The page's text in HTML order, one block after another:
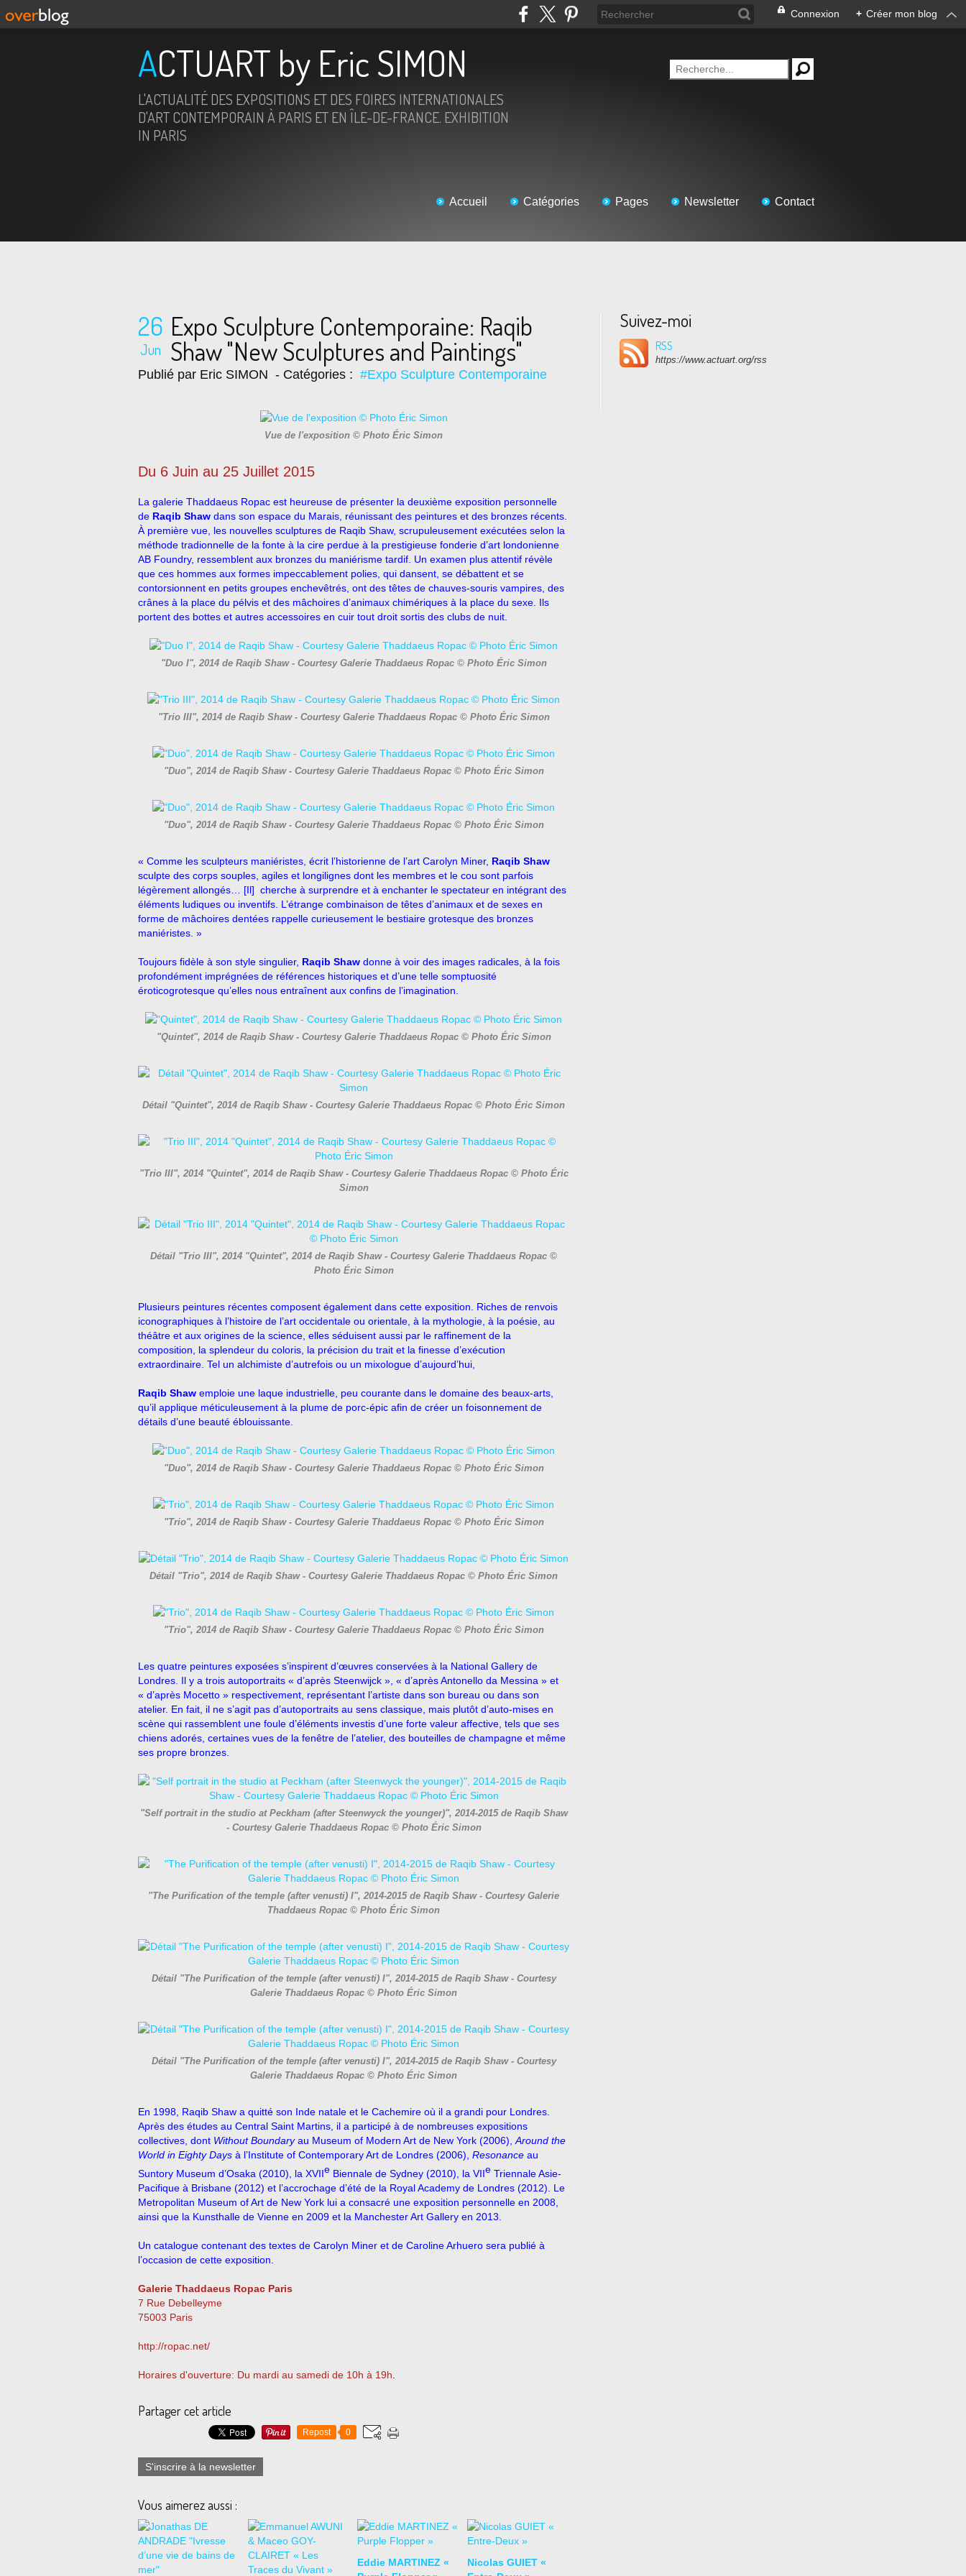
Connexion + Créer mon blog
ACTUART by Eric SIMON
L'ACTUALITÉ DES EXPOSITIONS ET DES FOIRES INTERNATIONALES
D'ART CONTEMPORAIN À PARIS ET EN ÎLE-DE-FRANCE. EXHIBITION
IN PARIS
Accueil Catégories Pages Newsletter Contact
26
Jun
Expo Sculpture Contemporaine: Raqib
Shaw "New Sculptures and Paintings"
Publié par Eric SIMON - Catégories : #Expo Sculpture Contemporaine
Vue de l'exposition © Photo Éric Simon
Du 6 Juin au 25 Juillet 2015
La galerie Thaddaeus Ropac est heureuse de présenter la deuxième exposition personnelle
de Raqib Shaw dans son espace du Marais, réunissant des peintures et des bronzes récents.
À première vue, les nouvelles sculptures de Raqib Shaw, scrupuleusement exécutées selon la
méthode tradionnelle de la fonte à la cire perdue à la prestigieuse fonderie d’art londonienne
AB Foundry, ressemblent aux bronzes du maniérisme tardif. Un examen plus attentif révèle
que ces hommes aux formes impeccablement polies, qui dansent, se débattent et se
contorsionnent en petits groupes enchevêtrés, ont des têtes de chauves-souris vampires, des
crânes à la place du pélvis et des mâchoires d’animaux chimériques à la place du sexe. Ils
portent des bottes et autres accessoires en cuir tout droit sortis des clubs de nuit.
"Duo I", 2014 de Raqib Shaw - Courtesy Galerie Thaddaeus Ropac © Photo Éric Simon
"Trio III", 2014 de Raqib Shaw - Courtesy Galerie Thaddaeus Ropac © Photo Éric Simon
"Duo", 2014 de Raqib Shaw - Courtesy Galerie Thaddaeus Ropac © Photo Éric Simon
"Duo", 2014 de Raqib Shaw - Courtesy Galerie Thaddaeus Ropac © Photo Éric Simon
« Comme les sculpteurs maniéristes, écrit l’historienne de l’art Carolyn Miner, Raqib Shaw
sculpte des corps souples, agiles et longilignes dont les membres et le cou sont parfois
légèrement allongés… [Il] cherche à surprendre et à enchanter le spectateur en intégrant des
éléments ludiques ou inventifs. L’étrange combinaison de têtes d’animaux et de sexes en
forme de mâchoires dentées rappelle curieusement le bestiaire grotesque des bronzes
maniéristes. »
Toujours fidèle à son style singulier, Raqib Shaw donne à voir des images radicales, à la fois
profondément imprégnées de références historiques et d’une telle somptuosité
éroticogrotesque qu’elles nous entraînent aux confins de l’imagination.
"Quintet", 2014 de Raqib Shaw - Courtesy Galerie Thaddaeus Ropac © Photo Éric Simon
Détail "Quintet", 2014 de Raqib Shaw - Courtesy Galerie Thaddaeus Ropac © Photo Éric Simon
"Trio III", 2014 "Quintet", 2014 de Raqib Shaw - Courtesy Galerie Thaddaeus Ropac © Photo Éric
Simon
Détail "Trio III", 2014 "Quintet", 2014 de Raqib Shaw - Courtesy Galerie Thaddaeus Ropac ©
Photo Éric Simon
Plusieurs peintures récentes composent également dans cette exposition. Riches de renvois
iconographiques à l’histoire de l’art occidentale ou orientale, à la mythologie, à la poésie, au
théâtre et aux origines de la science, elles séduisent aussi par le raffinement de la
composition, la splendeur du coloris, la précision du trait et la finesse d’exécution
extraordinaire. Tel un alchimiste d’autrefois ou un mixologue d’aujourd’hui,
Raqib Shaw emploie une laque industrielle, peu courante dans le domaine des beaux-arts,
qu’il applique méticuleusement à la plume de porc-épic afin de créer un foisonnement de
détails d’une beauté éblouissante.
"Duo", 2014 de Raqib Shaw - Courtesy Galerie Thaddaeus Ropac © Photo Éric Simon
"Trio", 2014 de Raqib Shaw - Courtesy Galerie Thaddaeus Ropac © Photo Éric Simon
Détail "Trio", 2014 de Raqib Shaw - Courtesy Galerie Thaddaeus Ropac © Photo Éric Simon
"Trio", 2014 de Raqib Shaw - Courtesy Galerie Thaddaeus Ropac © Photo Éric Simon
Les quatre peintures exposées s’inspirent d’œuvres conservées à la National Gallery de
Londres. Il y a trois autoportraits « d’après Steenwijck », « d’après Antonello da Messina » et
« d’après Mocetto » respectivement, représentant l’artiste dans son bureau ou dans son
atelier. En fait, il ne s’agit pas d’autoportraits au sens classique, mais plutôt d’auto-mises en
scène qui rassemblent une foule d’éléments investis d’une forte valeur affective, tels que ses
chiens adorés, certaines vues de la fenêtre de l’atelier, des bouteilles de champagne et même
ses propre bronzes.
"Self portrait in the studio at Peckham (after Steenwyck the younger)", 2014-2015 de Raqib Shaw
- Courtesy Galerie Thaddaeus Ropac © Photo Éric Simon
"The Purification of the temple (after venusti) I", 2014-2015 de Raqib Shaw - Courtesy Galerie
Thaddaeus Ropac © Photo Éric Simon
Détail "The Purification of the temple (after venusti) I", 2014-2015 de Raqib Shaw - Courtesy
Galerie Thaddaeus Ropac © Photo Éric Simon
Détail "The Purification of the temple (after venusti) I", 2014-2015 de Raqib Shaw - Courtesy
Galerie Thaddaeus Ropac © Photo Éric Simon
En 1998, Raqib Shaw a quitté son Inde natale et le Cachemire où il a grandi pour Londres.
Après des études au Central Saint Martins, il a participé à de nombreuses expositions
collectives, dont Without Boundaryau Museum of Modern Art de New York (2006), Around the
World in Eighty Days à l’Institute of Contemporary Art de Londres (2006), Resonance au
Suntory Museum d’Osaka (2010), la XVIIe Biennale de Sydney (2010), la VIIe Triennale Asie-
Pacifique à Brisbane (2012) et l’accrochage d’été de la Royal Academy de Londres (2012). Le
Metropolitan Museum of Art de New York lui a consacré une exposition personnelle en 2008,
ainsi que la Kunsthalle de Vienne en 2009 et la Manchester Art Gallery en 2013.
Un catalogue contenant des textes de Carolyn Miner et de Caroline Arhuero sera publié à
l’occasion de cette exposition.
Galerie Thaddaeus Ropac Paris
7 Rue Debelleyme
75003 Paris
http://ropac.net/
Horaires d'ouverture: Du mardi au samedi de 10h à 19h
Partager cet article
Repost 0
S'inscrire à la newsletter
Vous aimerez aussi :
Eddie MARTINEZ «
Nicolas GUIET «
Suivez-moi
RSS
https://www.actuart.org/rss